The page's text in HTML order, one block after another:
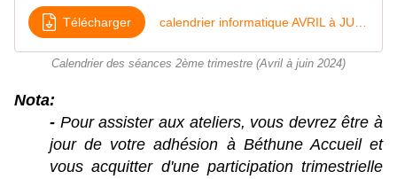
Télécharger
Calendrier des séances 2ème trimestre (Avril à juin 2024)
Nota:
- Pour assister aux ateliers, vous devrez être à
jour de votre adhésion à Béthune Accueil et
vous acquitter d'une participation trimestrielle